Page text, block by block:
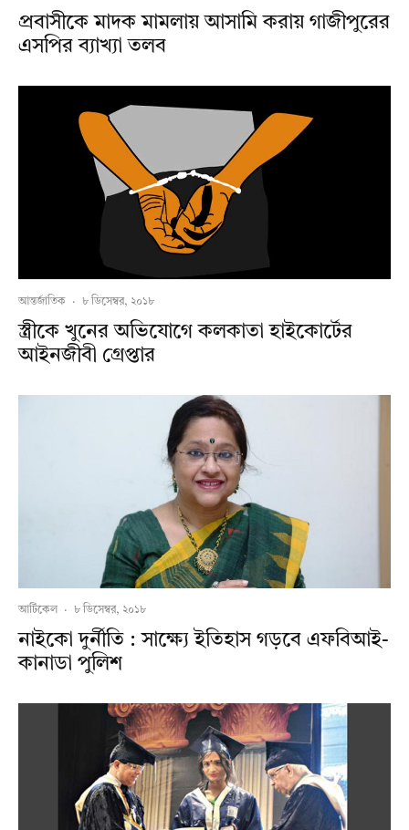
প্রবাসীকে মাদক মামলায় আসামি করায় গাজীপুরের
এসপির ব্যাখ্যা তলব
আন্তর্জাতিক · ৮ ডিসেম্বর, ২০১৮
স্ত্রীকে খুনের অভিযোগে কলকাতা হাইকোর্টের
আইনজীবী গ্রেপ্তার
আর্টিকেল · ৮ ডিসেম্বর, ২০১৮
নাইকো দুর্নীতি : সাক্ষ্যে ইতিহাস গড়বে এফবিআই-
কানাডা পুলিশ